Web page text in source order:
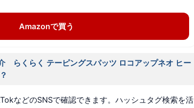
Amazonで買う
らくらく テーピングスパッツ ロコアップネオ ヒー
などのSNSで確認できます。ハッシュタグ検索を活